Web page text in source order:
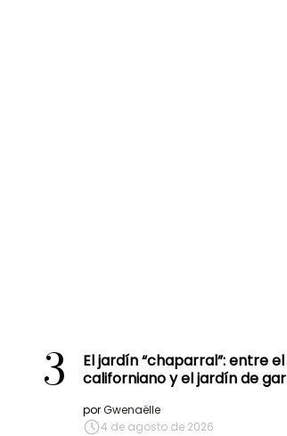
3
El jardín “chaparral”: entre
californiano y el jardín de
porGwenaëlle
4 de agosto de 2026